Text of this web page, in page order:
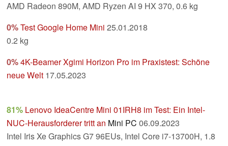
AMD Radeon 890M, AMD Ryzen AI 9 HX 370, 0.6 kg
0%Test Google Home Mini 25.01.2018
0.2 kg
0%4K-Beamer Xgimi Horizon Pro im Praxistest: Schöne
neue Welt 17.05.2023
81% Lenovo IdeaCentre Mini 01IRH8 im Test: Ein Intel-
NUC-Herausforderer tritt an Mini PC 06.09.2023
Intel Iris Xe Graphics G7 96EUs, Intel Core i7-13700H, 1.8